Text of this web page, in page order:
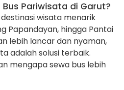
Pariwisata di Garut?
wisata menarik
Papandayan, hingga Pantai
lebih lancar dan nyaman,
adalah solusi terbaik.
mengapa sewa bus lebih